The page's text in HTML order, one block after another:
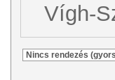
Vígh-